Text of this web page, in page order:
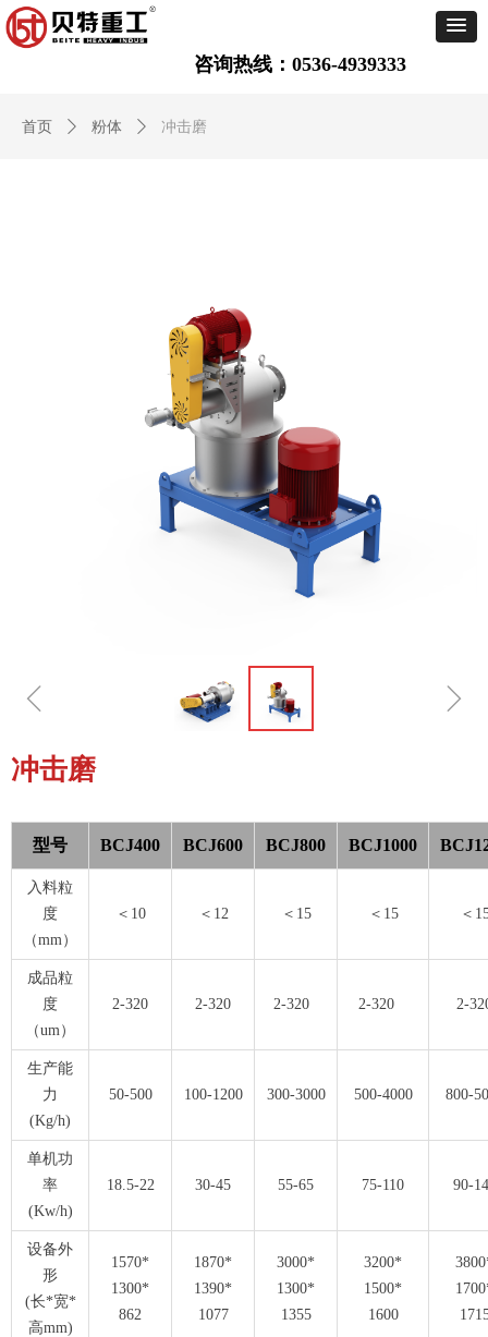
咨询热线：0536-4939333
首页 ꄲ 粉体 ꄲ 冲击磨
冲击磨
型号 BCJ400 BCJ600 BCJ800 BCJ1000
入料粒
度
（mm）
＜10 ＜12 ＜15 ＜15 ＜
成品粒
度
（um）
2-320 2-320 2-320 2-320 2-
生产能
力
(Kg/h)
50-500 100-1200 300-3000 500-4000 800-
单机功
率
(Kw/h)
18.5-22 30-45 55-65 75-110 90-
设备外
形
(长*宽*
高mm)
1570*
1300*
862
1870*
1390*
1077
3000*
1300*
1355
3200*
1500*
1600
ꁆ ꁇ